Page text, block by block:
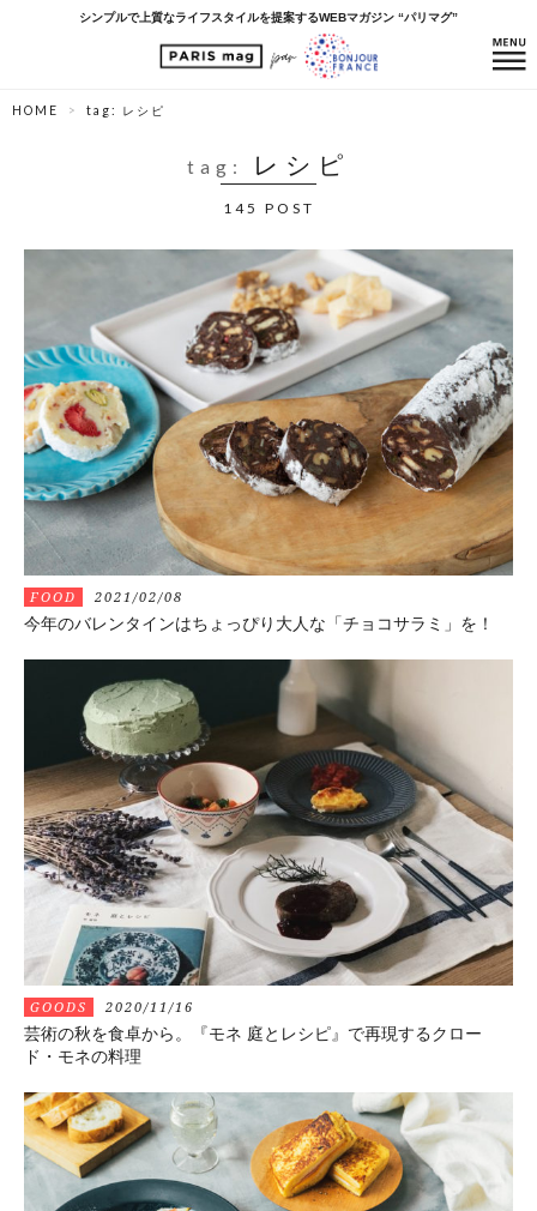
シンプルで上質なライフスタイルを提案するWEBマガジン “パリマグ”
HOME tag: レシピ
tag: レシピ
145 POST
FOOD 2021/02/08
今年のバレンタインはちょっぴり大人な「チョコサラミ」を！
GOODS 2020/11/16
芸術の秋を食卓から。『モネ 庭とレシピ』で再現するクロー
ド・モネの料理